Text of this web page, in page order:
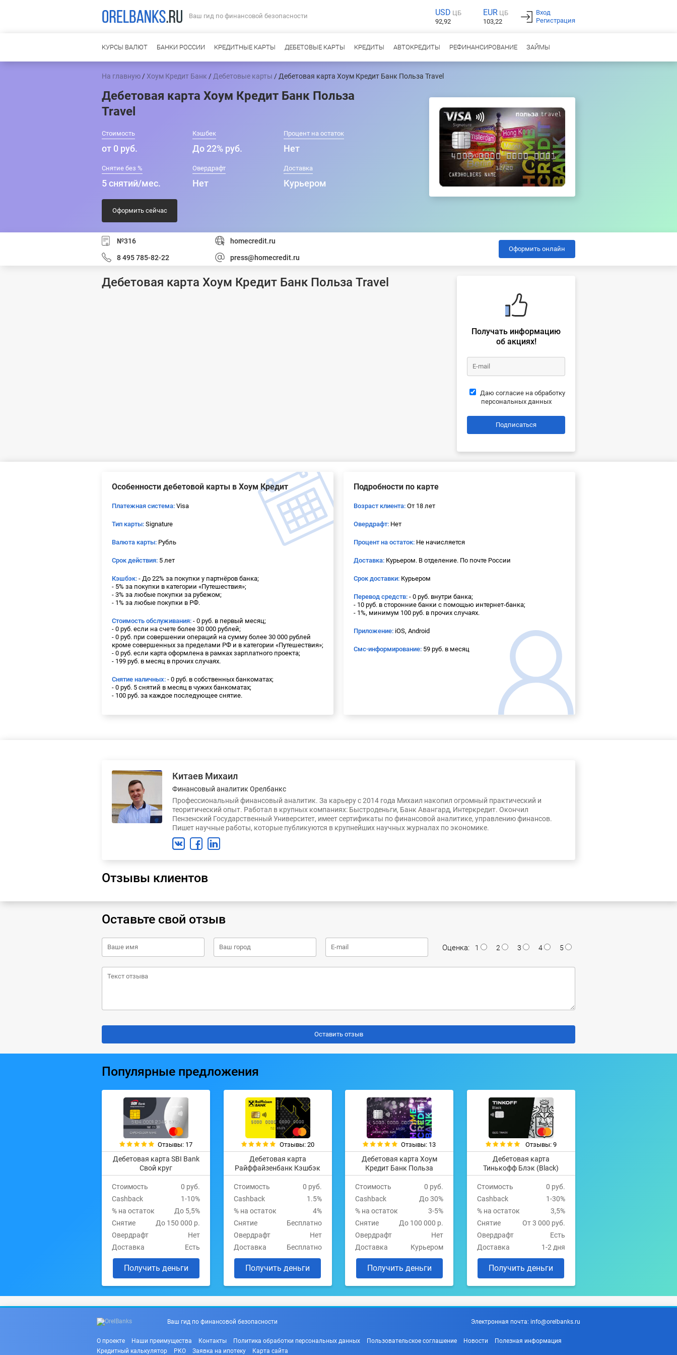
Ваш гид по финансовой безопасности USD ЦБ
92,92
EUR ЦБ
103,22
Вход
Регистрация
КУРСЫ ВАЛЮТ БАНКИ РОССИИ КРЕДИТНЫЕ КАРТЫ ДЕБЕТОВЫЕ КАРТЫ КРЕДИТЫ АВТОКРЕДИТЫ РЕФИНАНСИРОВАНИЕ ЗАЙМЫ
На главную / Хоум Кредит Банк / Дебетовые карты / Дебетовая карта Хоум Кредит Банк Польза Travel
Дебетовая карта Хоум Кредит Банк Польза
Travel
Стоимость
от 0 руб.
Кэшбек
До 22% руб.
Процент на остаток
Нет
Снятие без %
5 снятий/мес.
Овердрафт
Нет
Доставка
Курьером
Оформить сейчас
№316 homecredit.ru
8 495 785-82-22 press@homecredit.ru
Оформить онлайн
Дебетовая карта Хоум Кредит Банк Польза Travel
Получать информацию
об акциях!
Даю согласие на обработку
персональных данных
Подписаться
Особенности дебетовой карты в Хоум Кредит
Платежная система: Visa
Тип карты: Signature
Валюта карты: Рубль
Срок действия: 5 лет
Кэшбэк: - До 22% за покупки у партнёров банка;
- 5% за покупки в категории «Путешествия»;
- 3% за любые покупки за рубежом;
- 1% за любые покупки в РФ.
Стоимость обслуживания: - 0 руб. в первый месяц;
- 0 руб. если на счете более 30 000 рублей;
- 0 руб. при совершении операций на сумму более 30 000 рублей
кроме совершенных за пределами РФ и в категории «Путешествия»;
- 0 руб. если карта оформлена в рамках зарплатного проекта;
- 199 руб. в месяц в прочих случаях.
Снятие наличных: - 0 руб. в собственных банкоматах;
- 0 руб. 5 снятий в месяц в чужих банкоматах;
- 100 руб. за каждое последующее снятие.
Подробности по карте
Возраст клиента: От 18 лет
Овердрафт: Нет
Процент на остаток: Не начисляется
Доставка: Курьером. В отделение. По почте России
Срок доставки: Курьером
Перевод средств: - 0 руб. внутри банка;
- 10 руб. в сторонние банки с помощью интернет-банка;
- 1%, минимум 100 руб. в прочих случаях.
Приложение: iOS, Android
Смс-информирование: 59 руб. в месяц
Китаев Михаил
Финансовый аналитик Орелбанкс
Профессиональный финансовый аналитик. За карьеру с 2014 года Михаил накопил огромный практический и
теоритический опыт. Работал в крупных компаниях: Быстроденьги, Банк Авангард, Интеркредит. Окончил
Пензенский Государственный Университет, имеет сертификаты по финансовой аналитике, управлению финансов.
Пишет научные работы, которые публикуются в крупнейших научных журналах по экономике.
Отзывы клиентов
Оставьте свой отзыв
Оценка: 1 2 3 4 5
Популярные предложения
Отзывы: 17
Дебетовая карта SBI Bank
Свой круг
Стоимость
0 руб.
Cashback
1-10%
% на остаток
До 5,5%
Снятие
До 150 000 р.
Овердрафт
Нет
Доставка
Есть
Получить деньги
Отзывы: 20
Дебетовая карта
Райффайзенбанк Кэшбэк
Стоимость
0 руб.
Cashback
1.5%
% на остаток
4%
Снятие
Бесплатно
Овердрафт
Нет
Доставка
Бесплатно
Получить деньги
Отзывы: 13
Дебетовая карта Хоум
Кредит Банк Польза
Стоимость
0 руб.
Cashback
До 30%
% на остаток
3-5%
Снятие
До 100 000 р.
Овердрафт
Нет
Доставка
Курьером
Получить деньги
Отзывы: 9
Дебетовая карта
Тинькофф Блэк (Black)
Стоимость
0 руб.
Cashback
1-30%
% на остаток
3,5%
Снятие
От 3 000 руб.
Овердрафт
Есть
Доставка
1-2 дня
Получить деньги
Ваш гид по финансовой безопасности Электронная почта: info@orelbanks.ru
О проекте Наши преимущества Контакты Политика обработки персональных данных Пользовательское соглашение Новости
Полезная информация
Кредитный калькулятор
РКО Заявка на ипотеку Карта сайта